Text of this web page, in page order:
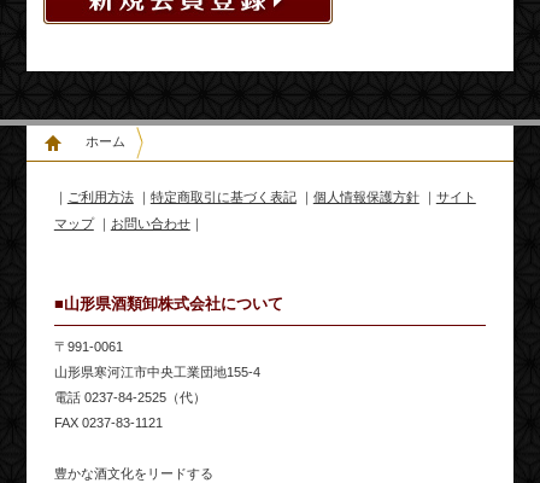
ホーム
｜ ご利用方法｜ 特定商取引に基づく表記｜ 個人情報保護方針｜ サイト
マップ｜ お問い合わせ｜
■山形県酒類卸株式会社について
〒991-0061
山形県寒河江市中央工業団地155-4
電話 0237-84-2525（代）
FAX 0237-83-1121
豊かな酒文化をリードする